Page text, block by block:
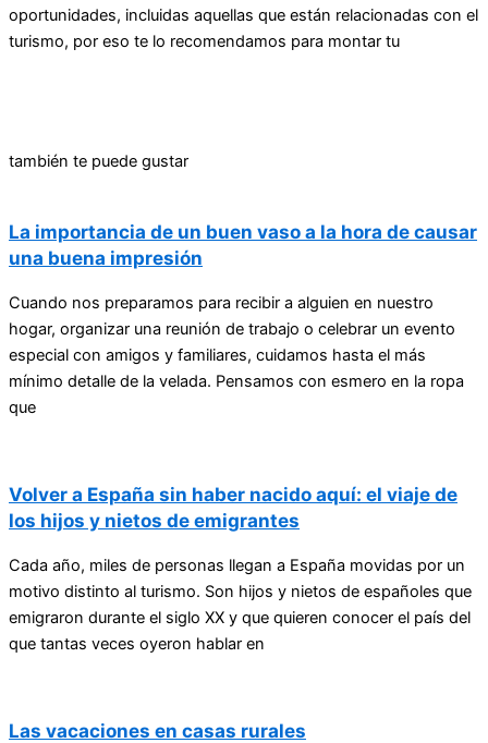
oportunidades, incluidas aquellas que están relacionadas con el
turismo, por eso te lo recomendamos para montar tu
también te puede gustar
La importancia de un buen vaso a la hora de causar
una buena impresión
Cuando nos preparamos para recibir a alguien en nuestro
hogar, organizar una reunión de trabajo o celebrar un evento
especial con amigos y familiares, cuidamos hasta el más
mínimo detalle de la velada. Pensamos con esmero en la ropa
que
Volver a España sin haber nacido aquí: el viaje de
los hijos y nietos de emigrantes
Cada año, miles de personas llegan a España movidas por un
motivo distinto al turismo. Son hijos y nietos de españoles que
emigraron durante el siglo XX y que quieren conocer el país del
que tantas veces oyeron hablar en
Las vacaciones en casas rurales